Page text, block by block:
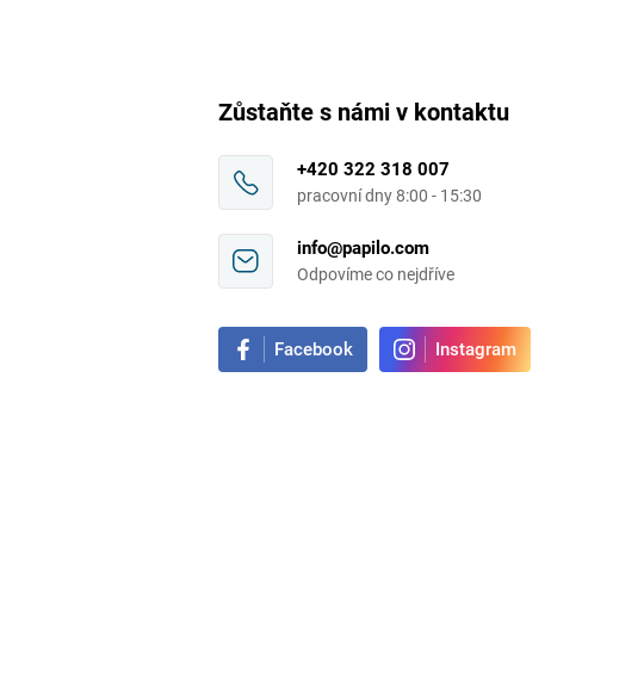
Zůstaňte s námi v kontaktu
+420 322 318 007
pracovní dny 8:00 - 15:30
info@papilo.com
Odpovíme co nejdříve
Facebook Instagram